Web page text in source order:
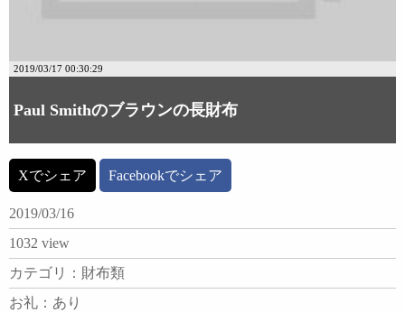
2019/03/17 00:30:29
Paul Smithのブラウンの長財布
Xでシェア Facebookでシェア
2019/03/16
1032 view
カテゴリ：財布類
お礼：あり